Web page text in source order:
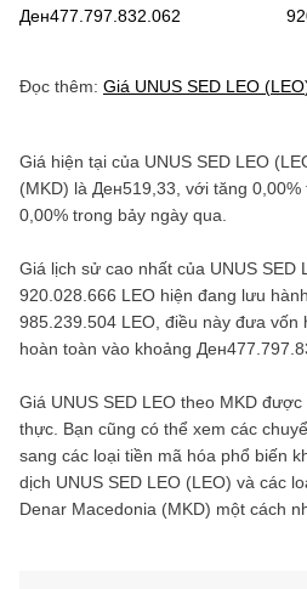
Ден477.797.832.062
Đọc thêm: Giá UNUS SED LEO (LEO
Giá hiện tại của UNUS SED LEO (
(MKD) là Ден519,33 , với tăng 0,00%
0,00% trong bảy ngày qua.
Giá lịch sử cao nhất của UNUS SED
920.028.666 LEO hiện đang lưu
985.239.504 LEO , điều này đưa
hoàn toàn vào khoảng
Giá UNUS SED LEO theo MKD được
thực. Bạn cũng có thể xem các
sang các loại tiền mã hóa phổ biến
dịch UNUS SED LEO (LEO) và các
Denar Macedonia (MKD) một cách